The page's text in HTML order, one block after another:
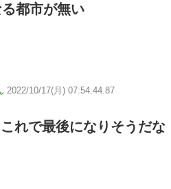
都市が無い
2022/10/17(月) 07:54:44.87
れで最後になりそうだな